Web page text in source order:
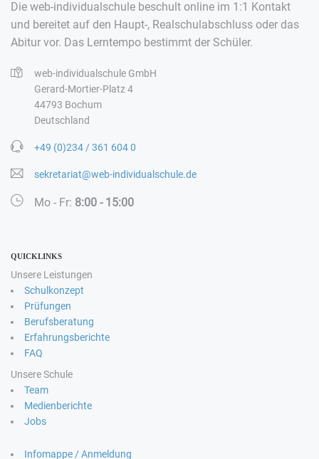
Die web-individualschule beschult online im 1:1 Kontakt
und bereitet auf den Haupt-, Realschulabschluss oder das
Abitur vor. Das Lerntempo bestimmt der Schüler.
web-individualschule GmbH
Gerard-Mortier-Platz 4
44793 Bochum
Deutschland
+49 (0)234 / 361 604 0
sekretariat@web-individualschule.de
Mo - Fr: 8:00 - 15:00
QUICKLINKS
Unsere Leistungen
Schulkonzept
Prüfungen
Berufsberatung
Erfahrungsberichte
FAQ
Unsere Schule
Team
Medienberichte
Jobs
Infomappe / Anmeldung